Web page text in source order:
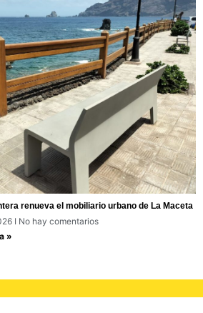
renueva el mobiliario urbano de La Maceta
No hay comentarios
»